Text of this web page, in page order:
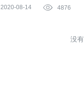
2020-08-14  4876
没